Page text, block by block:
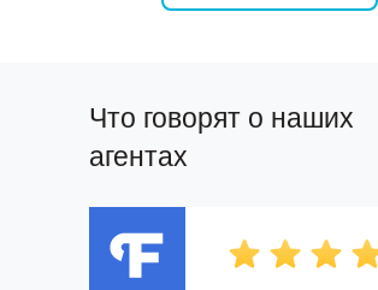
Что говорят о наших
агентах